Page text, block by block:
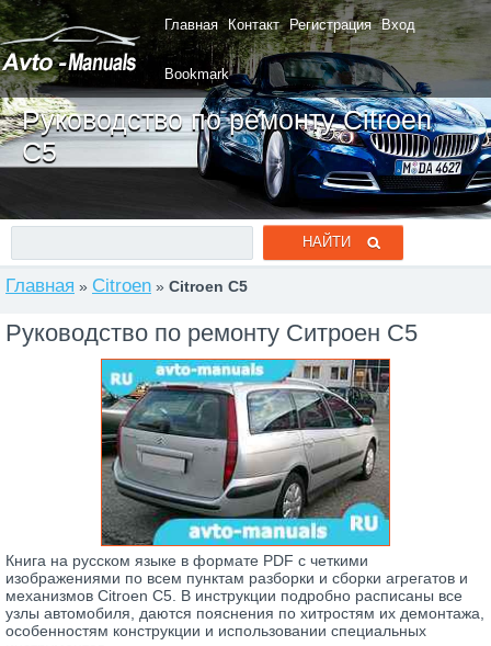
Главная Контакт Регистрация Вход
Bookmark
Руководство по ремонту Citroen
C5
Главная » Citroen » Citroen C5
Руководство по ремонту Ситроен C5
Книга на русском языке в формате PDF с четкими
изображениями по всем пунктам разборки и сборки агрегатов и
механизмов Citroen C5. В инструкции подробно расписаны все
узлы автомобиля, даются пояснения по хитростям их демонтажа,
особенностям конструкции и использовании специальных